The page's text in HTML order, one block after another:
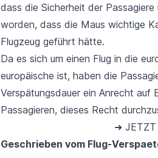
dass die Sicherheit der
worden, dass die Maus wichtige
Flugzeug geführt hätte.
Da es sich um einen Flug in die
europäische ist, haben die
Verspätungsdauer ein Anrecht auf
Passagieren, dieses Recht
➜ JETZT
Geschrieben vom Flug-